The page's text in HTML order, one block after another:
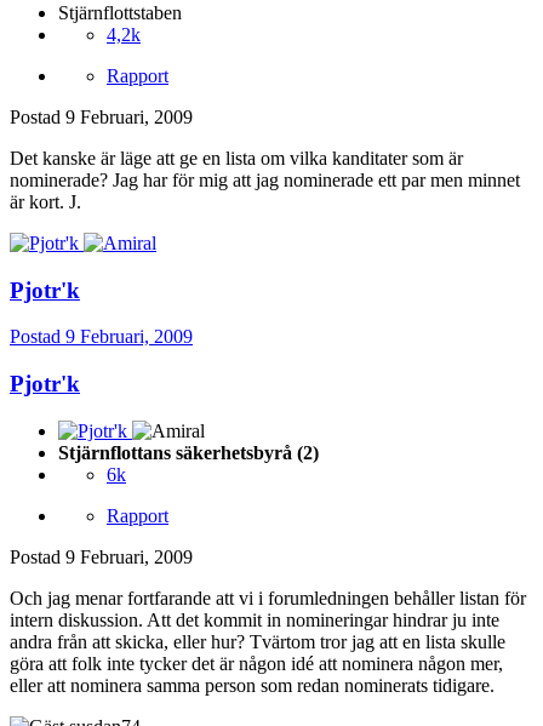
Stjärnflottstaben
4,2k
Rapport
Postad 9 Februari, 2009
Det kanske är läge att ge en lista om vilka kanditater som är
nominerade? Jag har för mig att jag nominerade ett par men minnet
är kort. J.
Pjotr'k
Postad 9 Februari, 2009
Pjotr'k
Stjärnflottans säkerhetsbyrå (2)
6k
Rapport
Postad 9 Februari, 2009
Och jag menar fortfarande att vi i forumledningen behåller listan för
intern diskussion. Att det kommit in nomineringar hindrar ju inte
andra från att skicka, eller hur? Tvärtom tror jag att en lista skulle
göra att folk inte tycker det är någon idé att nominera någon mer,
eller att nominera samma person som redan nominerats tidigare.